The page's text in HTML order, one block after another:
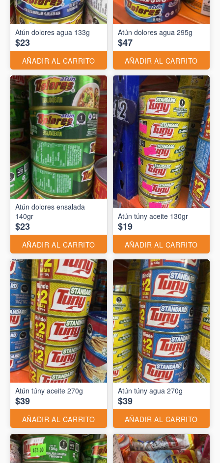
Atún dolores agua 133g
$23
AÑADIR AL CARRITO
Atún dolores agua 295g
$47
AÑADIR AL CARRITO
Atún dolores ensalada
140gr
$23
AÑADIR AL CARRITO
Atún túny aceite 130gr
$19
AÑADIR AL CARRITO
Atún túny aceite 270g
$39
AÑADIR AL CARRITO
Atún túny agua 270g
$39
AÑADIR AL CARRITO